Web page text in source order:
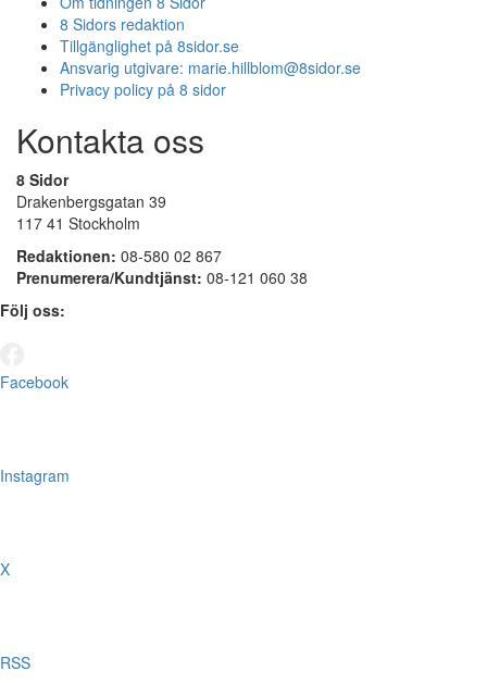
8 Sidors redaktion
Tillgänglighet på 8sidor.se
Ansvarig utgivare: marie.hillblom@8sidor.se
Privacy policy på 8 sidor
Kontakta oss
8 Sidor
Drakenbergsgatan 39
117 41 Stockholm
Redaktionen: 08-580 02 867
Prenumerera/Kundtjänst: 08-121 060 38
Följ oss:
Facebook
Instagram
X
RSS